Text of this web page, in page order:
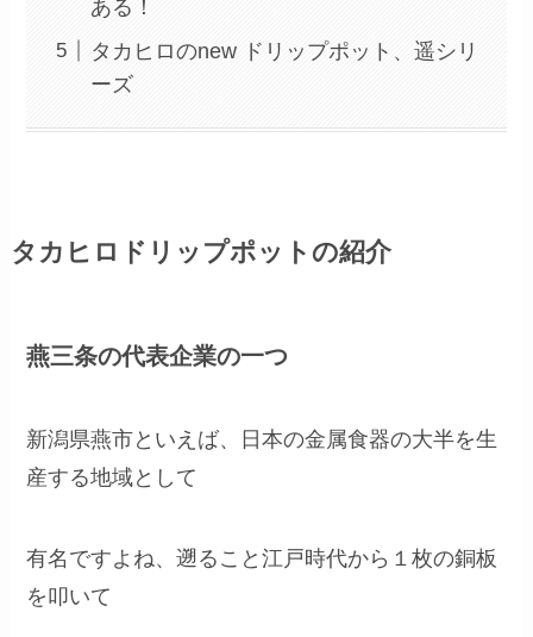
ある！
タカヒロのnew ドリップポット、遥シリ
ーズ
タカヒロドリップポットの紹介
燕三条の代表企業の一つ
新潟県燕市といえば、日本の金属食器の大半を生
産する地域として
有名ですよね、遡ること江戸時代から１枚の銅板
を叩いて